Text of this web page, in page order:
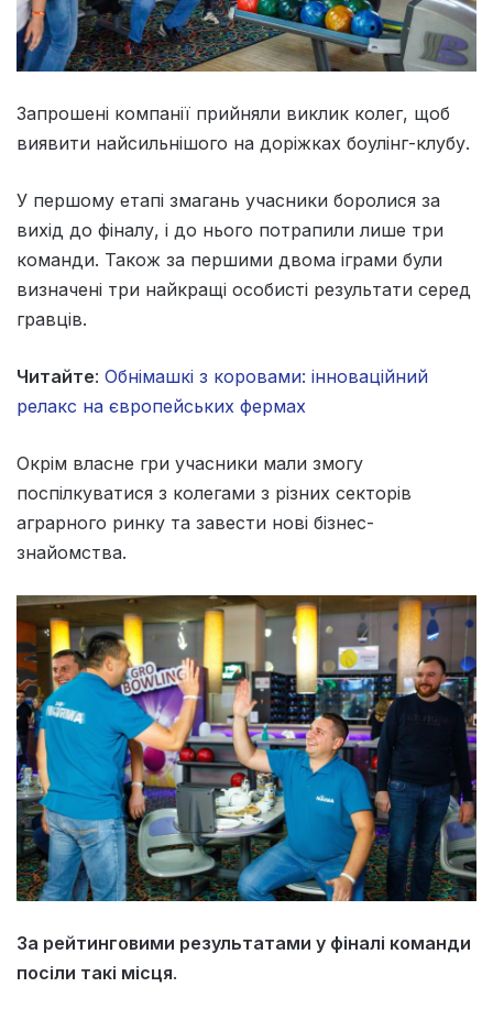
Запрошені компанії прийняли виклик колег, щоб
виявити найсильнішого на доріжках боулінг-клубу.
У першому етапі змагань учасники боролися за
вихід до фіналу, і до нього потрапили лише три
команди. Також за першими двома іграми були
визначені три найкращі особисті результати серед
гравців.
Читайте: Обнімашкі з коровами: інноваційний
релакс на європейських фермах
Окрім власне гри учасники мали змогу
поспілкуватися з колегами з різних секторів
аграрного ринку та завести нові бізнес-
знайомства.
За рейтинговими результатами у фіналі команди
посіли такі місця.